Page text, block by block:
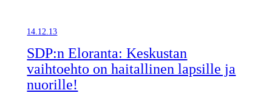
14.12.13
SDP:n Eloranta: Keskustan
vaihtoehto on haitallinen lapsille ja
nuorille!